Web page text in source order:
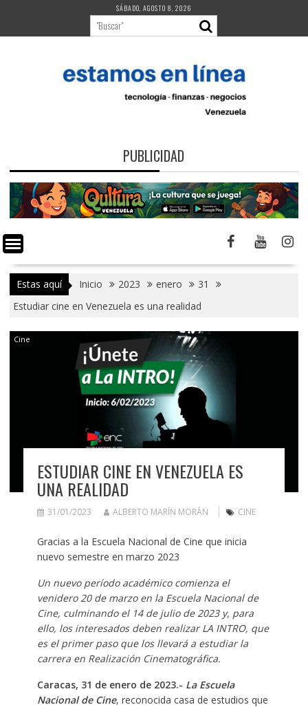
contenido
SÁBADO, AGOSTO 8, 2026
PUBLICIDAD
Estas aquí Inicio 2023 enero
31
Estudiar cine en Venezuela es una realidad
Cine
ESTUDIAR CINE EN VENEZUELA ES
UNA REALIDAD
31/01/2023 ALBERTO MARÍN MORÁN CINE
Gracias a la Escuela Nacional de Cine que inicia
nuevo semestre en marzo 2023
Un nuevo período académico comienza el
venidero 20 de marzo en la Escuela Nacional de
Cine, culminando el 14 de julio de 2023 y, para
ello, los interesados deben realizar LA INTRO, que
es el primer paso que los llevará a estudiar la
carrera en Realización Cinematográfica.
Caracas, 31 de enero de 2023.- La Escuela
Nacional de Cine, reconocida casa de estudios que